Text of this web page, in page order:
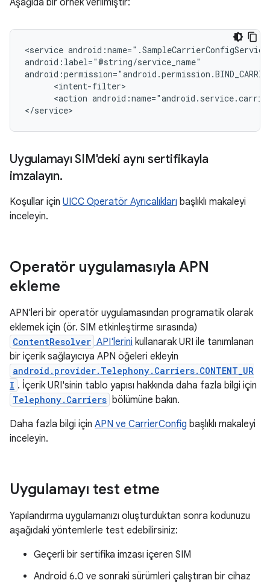
Aşağıda bir örnek verilmiştir:
<service
android:label="@string/service_name"
      <intent-filter>
<action
</service>
Uygulamayı SIM'deki aynı sertifikayla
imzalayın.
Koşullar için UICC Operatör Ayrıcalıkları başlıklı makaleyi
inceleyin.
Operatör uygulamasıyla APN
ekleme
APN'leri bir operatör uygulamasından programatik olarak
eklemek için (ör. SIM etkinleştirme sırasında)
ContentResolver API'lerini kullanarak URI ile tanımlanan
bir içerik sağlayıcıya APN öğeleri ekleyin
android.provider.Telephony.Carriers.CONTENT_UR
I . İçerik URI'sinin tablo yapısı hakkında daha fazla bilgi için
Telephony.Carriers bölümüne bakın.
Daha fazla bilgi için APN ve CarrierConfig başlıklı makaleyi
inceleyin.
Uygulamayı test etme
Yapılandırma uygulamanızı oluşturduktan sonra kodunuzu
aşağıdaki yöntemlerle test edebilirsiniz:
Geçerli bir sertifika imzası içeren SIM
Android 6.0 ve sonraki sürümleri çalıştıran bir cihaz